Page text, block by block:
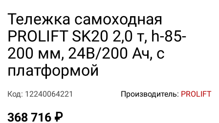
Тележка самоходная
PROLIFT SK20 2,0 т, h-85-
200 мм, 24В/200 Ач, с
платформой
Код: 12240064221 Производитель: PROLIFT
368 716 ₽